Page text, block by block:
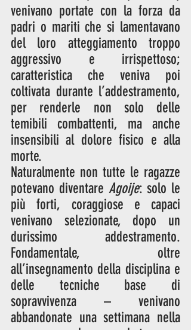
venivano portate con la forza da
padri o mariti che si lamentavano
del loro atteggiamento troppo
aggressivo e irrispettoso;
caratteristica che veniva poi
coltivata durante l’addestramento,
per renderle non solo delle
temibili combattenti, ma anche
insensibili al dolore fisico e alla
morte.
Naturalmente non tutte le ragazze
potevano diventare Agoije: solo le
più forti, coraggiose e capaci
venivano selezionate, dopo un
durissimo addestramento.
Fondamentale, oltre
all’insegnamento della disciplina e
delle tecniche base di
sopravvivenza – venivano
abbandonate una settimana nella